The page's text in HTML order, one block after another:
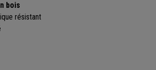
bois
résistant